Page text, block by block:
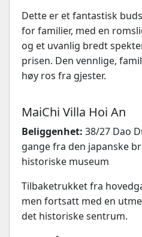
Dette er et fantastisk
for familier, med en
og et uvanlig bredt
prisen. Den vennlige,
høy ros fra gjester.
MaiChi Villa Hoi An
Beliggenhet: 38/27 Dao
gange fra den japanske
historiske museum
Tilbaketrukket fra
men fortsatt med en
det historiske sentrum.